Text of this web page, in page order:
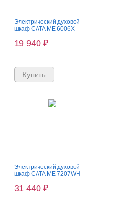
Электрический духовой
шкаф CATA ME 6006X
19 940 ₽
Электрический духовой
шкаф CATA ME 7207WH
31 440 ₽